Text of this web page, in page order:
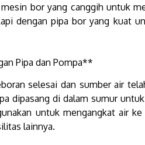
bor yang canggih untuk
dengan pipa bor yang kuat
Pipa dan Pompa**
selesai dan sumber air
dipasang di dalam sumur
untuk mengangkat air
lainnya.